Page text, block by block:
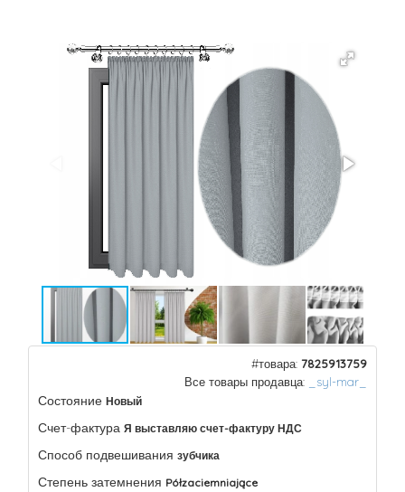
#товара: 7825913759
Все товары продавца:
_syl-mar_
Состояние Новый
Счет-фактура Я выставляю счет-фактуру НДС
Способ подвешивания зубчика
Степень затемнения Półzaciemniające